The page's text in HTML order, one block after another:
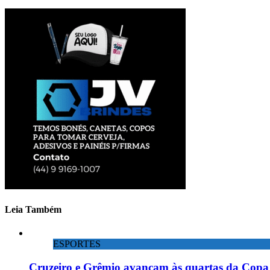
Leia Também
ESPORTES
Cruzeiro e Grêmio avançam às quartas da